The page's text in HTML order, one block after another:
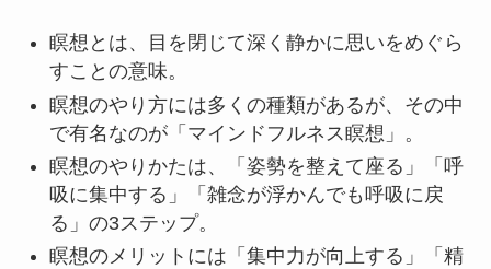
瞑想とは、目を閉じて深く静かに思いをめぐら
すことの意味。
瞑想のやり方には多くの種類があるが、その中
で有名なのが「マインドフルネス瞑想」。
瞑想のやりかたは、「姿勢を整えて座る」「呼
吸に集中する」「雑念が浮かんでも呼吸に戻
る」の3ステップ。
瞑想のメリットには「集中力が向上する」「精